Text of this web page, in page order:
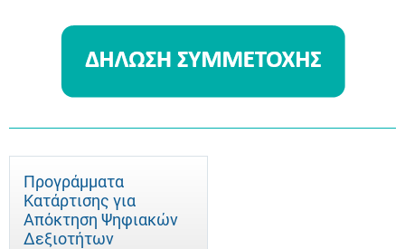
Προγράμματα
Κατάρτισης για
Απόκτηση Ψηφιακών
Δεξιοτήτων